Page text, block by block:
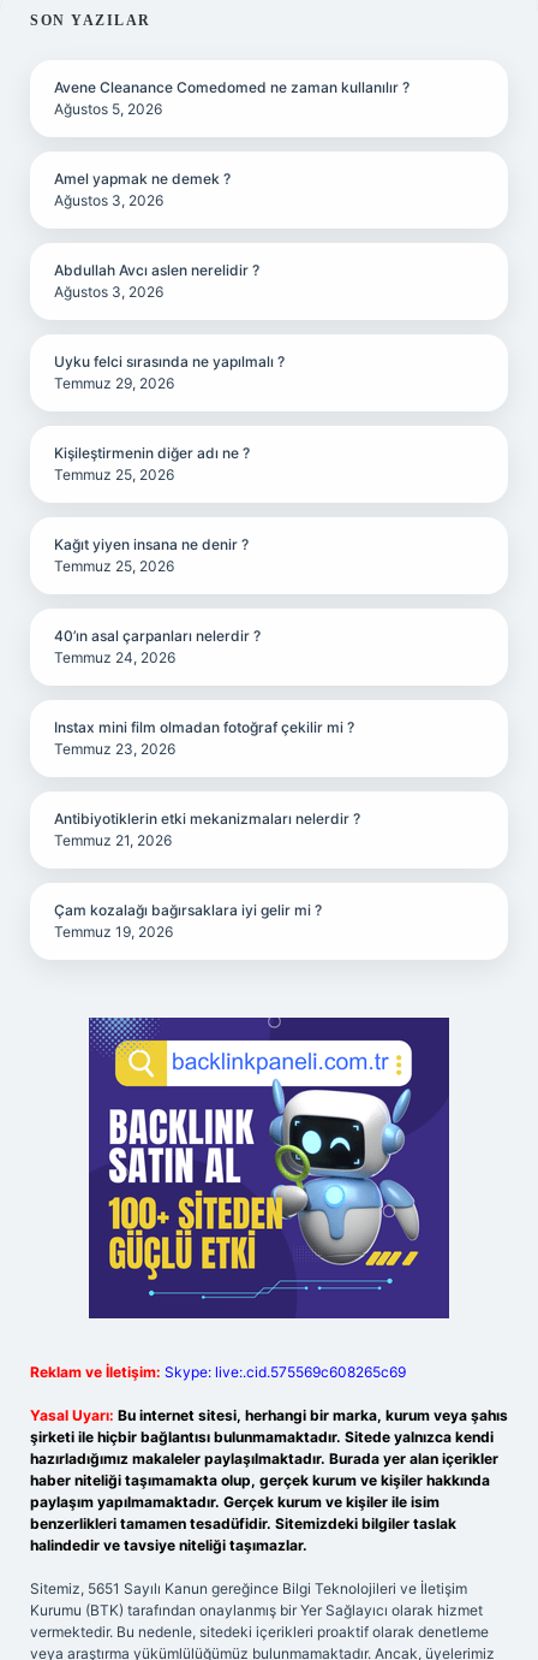
SIDEBAR
SON YAZILAR
Avene Cleanance Comedomed ne zaman kullanılır ?
Ağustos 5, 2026
Amel yapmak ne demek ?
Ağustos 3, 2026
Abdullah Avcı aslen nerelidir ?
Ağustos 3, 2026
Uyku felci sırasında ne yapılmalı ?
Temmuz 29, 2026
Kişileştirmenin diğer adı ne ?
Temmuz 25, 2026
Kağıt yiyen insana ne denir ?
Temmuz 25, 2026
40’ın asal çarpanları nelerdir ?
Temmuz 24, 2026
Instax mini film olmadan fotoğraf çekilir mi ?
Temmuz 23, 2026
Antibiyotiklerin etki mekanizmaları nelerdir ?
Temmuz 21, 2026
Çam kozalağı bağırsaklara iyi gelir mi ?
Temmuz 19, 2026
Reklam ve İletişim: Skype: live:.cid.575569c608265c69
Yasal Uyarı: Bu internet sitesi, herhangi bir marka, kurum veya şahıs
şirketi ile hiçbir bağlantısı bulunmamaktadır. Sitede yalnızca kendi
hazırladığımız makaleler paylaşılmaktadır. Burada yer alan içerikler
haber niteliği taşımamakta olup, gerçek kurum ve kişiler hakkında
paylaşım yapılmamaktadır. Gerçek kurum ve kişiler ile isim
benzerlikleri tamamen tesadüfidir. Sitemizdeki bilgiler taslak
halindedir ve tavsiye niteliği taşımazlar.
Sitemiz, 5651 Sayılı Kanun gereğince Bilgi Teknolojileri ve İletişim
Kurumu (BTK) tarafından onaylanmış bir Yer Sağlayıcı olarak hizmet
vermektedir. Bu nedenle, sitedeki içerikleri proaktif olarak denetleme
veya araştırma yükümlülüğümüz bulunmamaktadır. Ancak, üyelerimiz